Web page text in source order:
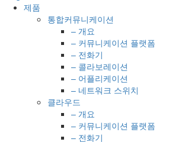
제품
통합커뮤니케이션
– 개요
– 커뮤니케이션 플랫폼
– 전화기
– 콜라보레이션
– 어플리케이션
– 네트워크 스위치
클라우드
– 개요
– 커뮤니케이션 플랫폼
– 전화기